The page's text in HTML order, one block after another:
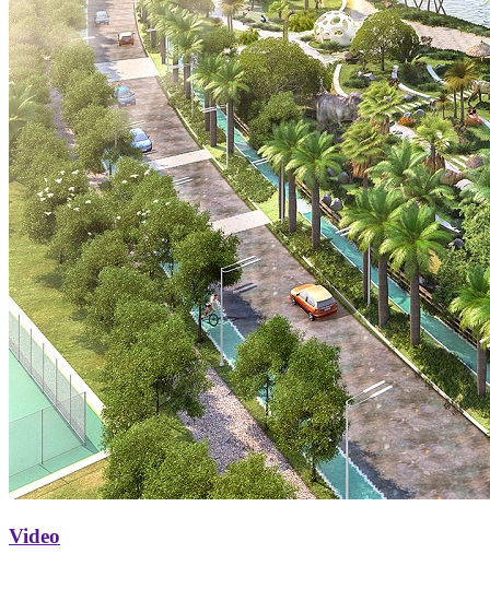
Video